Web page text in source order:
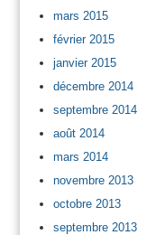
mars 2015
février 2015
janvier 2015
décembre 2014
septembre 2014
août 2014
mars 2014
novembre 2013
octobre 2013
septembre 2013